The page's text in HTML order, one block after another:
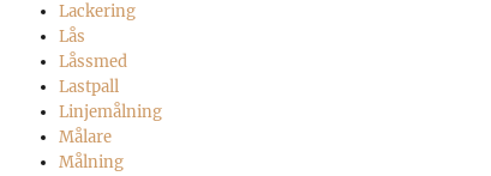
Lackering
Lås
Låssmed
Lastpall
Linjemålning
Målare
Målning